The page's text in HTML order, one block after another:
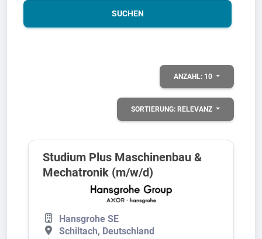
SUCHEN
ANZAHL: 10
SORTIERUNG: RELEVANZ
Studium Plus Maschinenbau &
Mechatronik (m/w/d)
Hansgrohe SE
Schiltach, Deutschland